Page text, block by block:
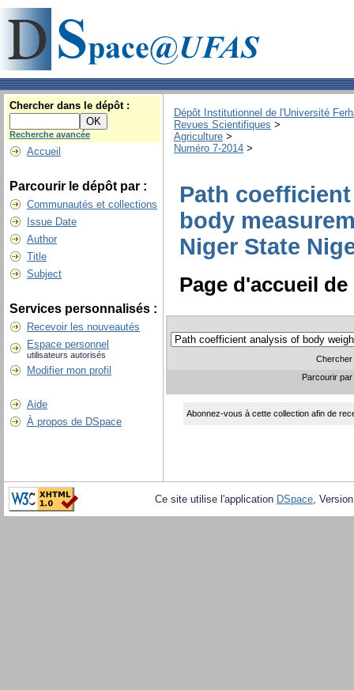
Chercher dans le dépôt :
Recherche avancée
Accueil
Parcourir le dépôt par :
Communautés et collections
Issue Date
Author
Title
Subject
Services personnalisés :
Recevoir les nouveautés
Espace personnel
utilisateurs autorisés
Modifier mon profil
Aide
À propos de DSpace
Dépôt Institutionnel de l'Université
Revues Scientifiques >
Agriculture >
Numéro 7-2014 >
Path
body
Niger State
Page d'accueil
Parcourir par
Abonnez-vous à cette collection afin de
Ce site utilise l'application DSpace,